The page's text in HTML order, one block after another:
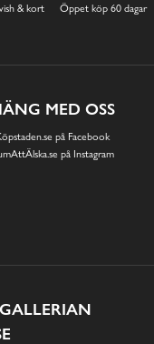
& kort Öppet köp 60 dagar
MED OSS
på Facebook
på Instagram